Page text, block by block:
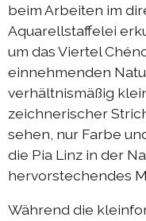
komplizen & links
DIEprojekte
DIEresidenz Berlin
beim Arbeiten im
Aquarellstaffelei
um das Viertel
einnehmenden
verhältnismäßig
zeichnerischer
sehen, nur Farbe
die Pia Linz in der
hervorstechendes
Während die